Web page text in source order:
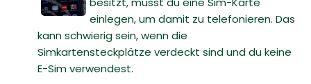
einlegen, um damit zu telefonieren. Das
kann schwierig sein, wenn die
Simkartensteckplätze verdeckt sind und du keine
E-Sim verwendest.